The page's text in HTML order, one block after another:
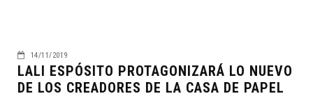
14/11/2019
LALI ESPÓSITO PROTAGONIZARÁ LO NUEVO
DE LOS CREADORES DE LA CASA DE PAPEL